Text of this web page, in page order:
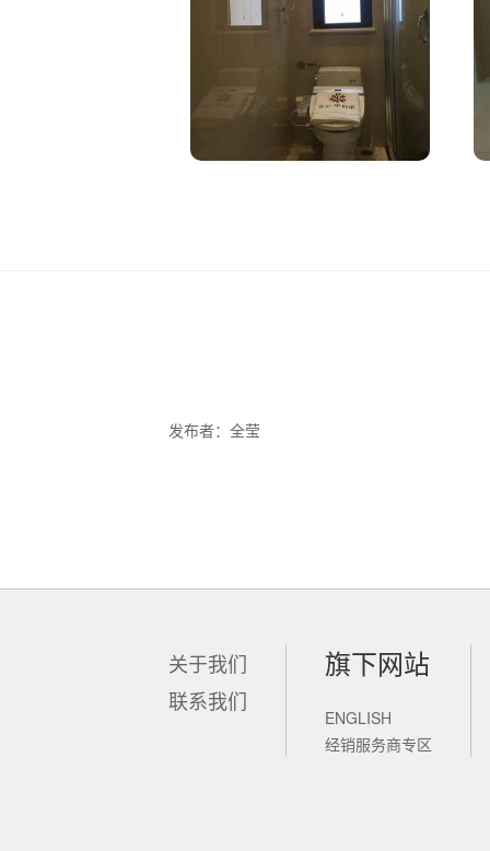
发布者：全莹
关于我们
联系我们
旗下网站
ENGLISH
经销服务商专区